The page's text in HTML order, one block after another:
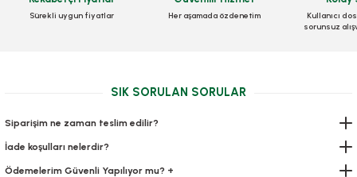
Peçete Ekonomik 24cm (60 Adetli) 10 paket
Sürekli uygun fiyatlar Her aşamada özdenetim
Kullanıcı
sorunsuz
SIK SORULAN SORULAR
Siparişim ne zaman teslim edilir?
İade koşulları nelerdir?
Ödemelerim Güvenli Yapılıyor mu? +